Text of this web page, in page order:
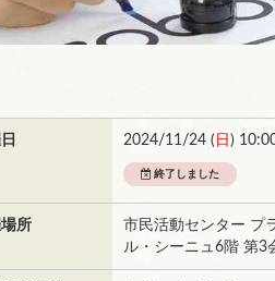
2024/11/24 ( 日 )
終了しました
所
市民活動センター プ
ル・シーニュ6階 第3